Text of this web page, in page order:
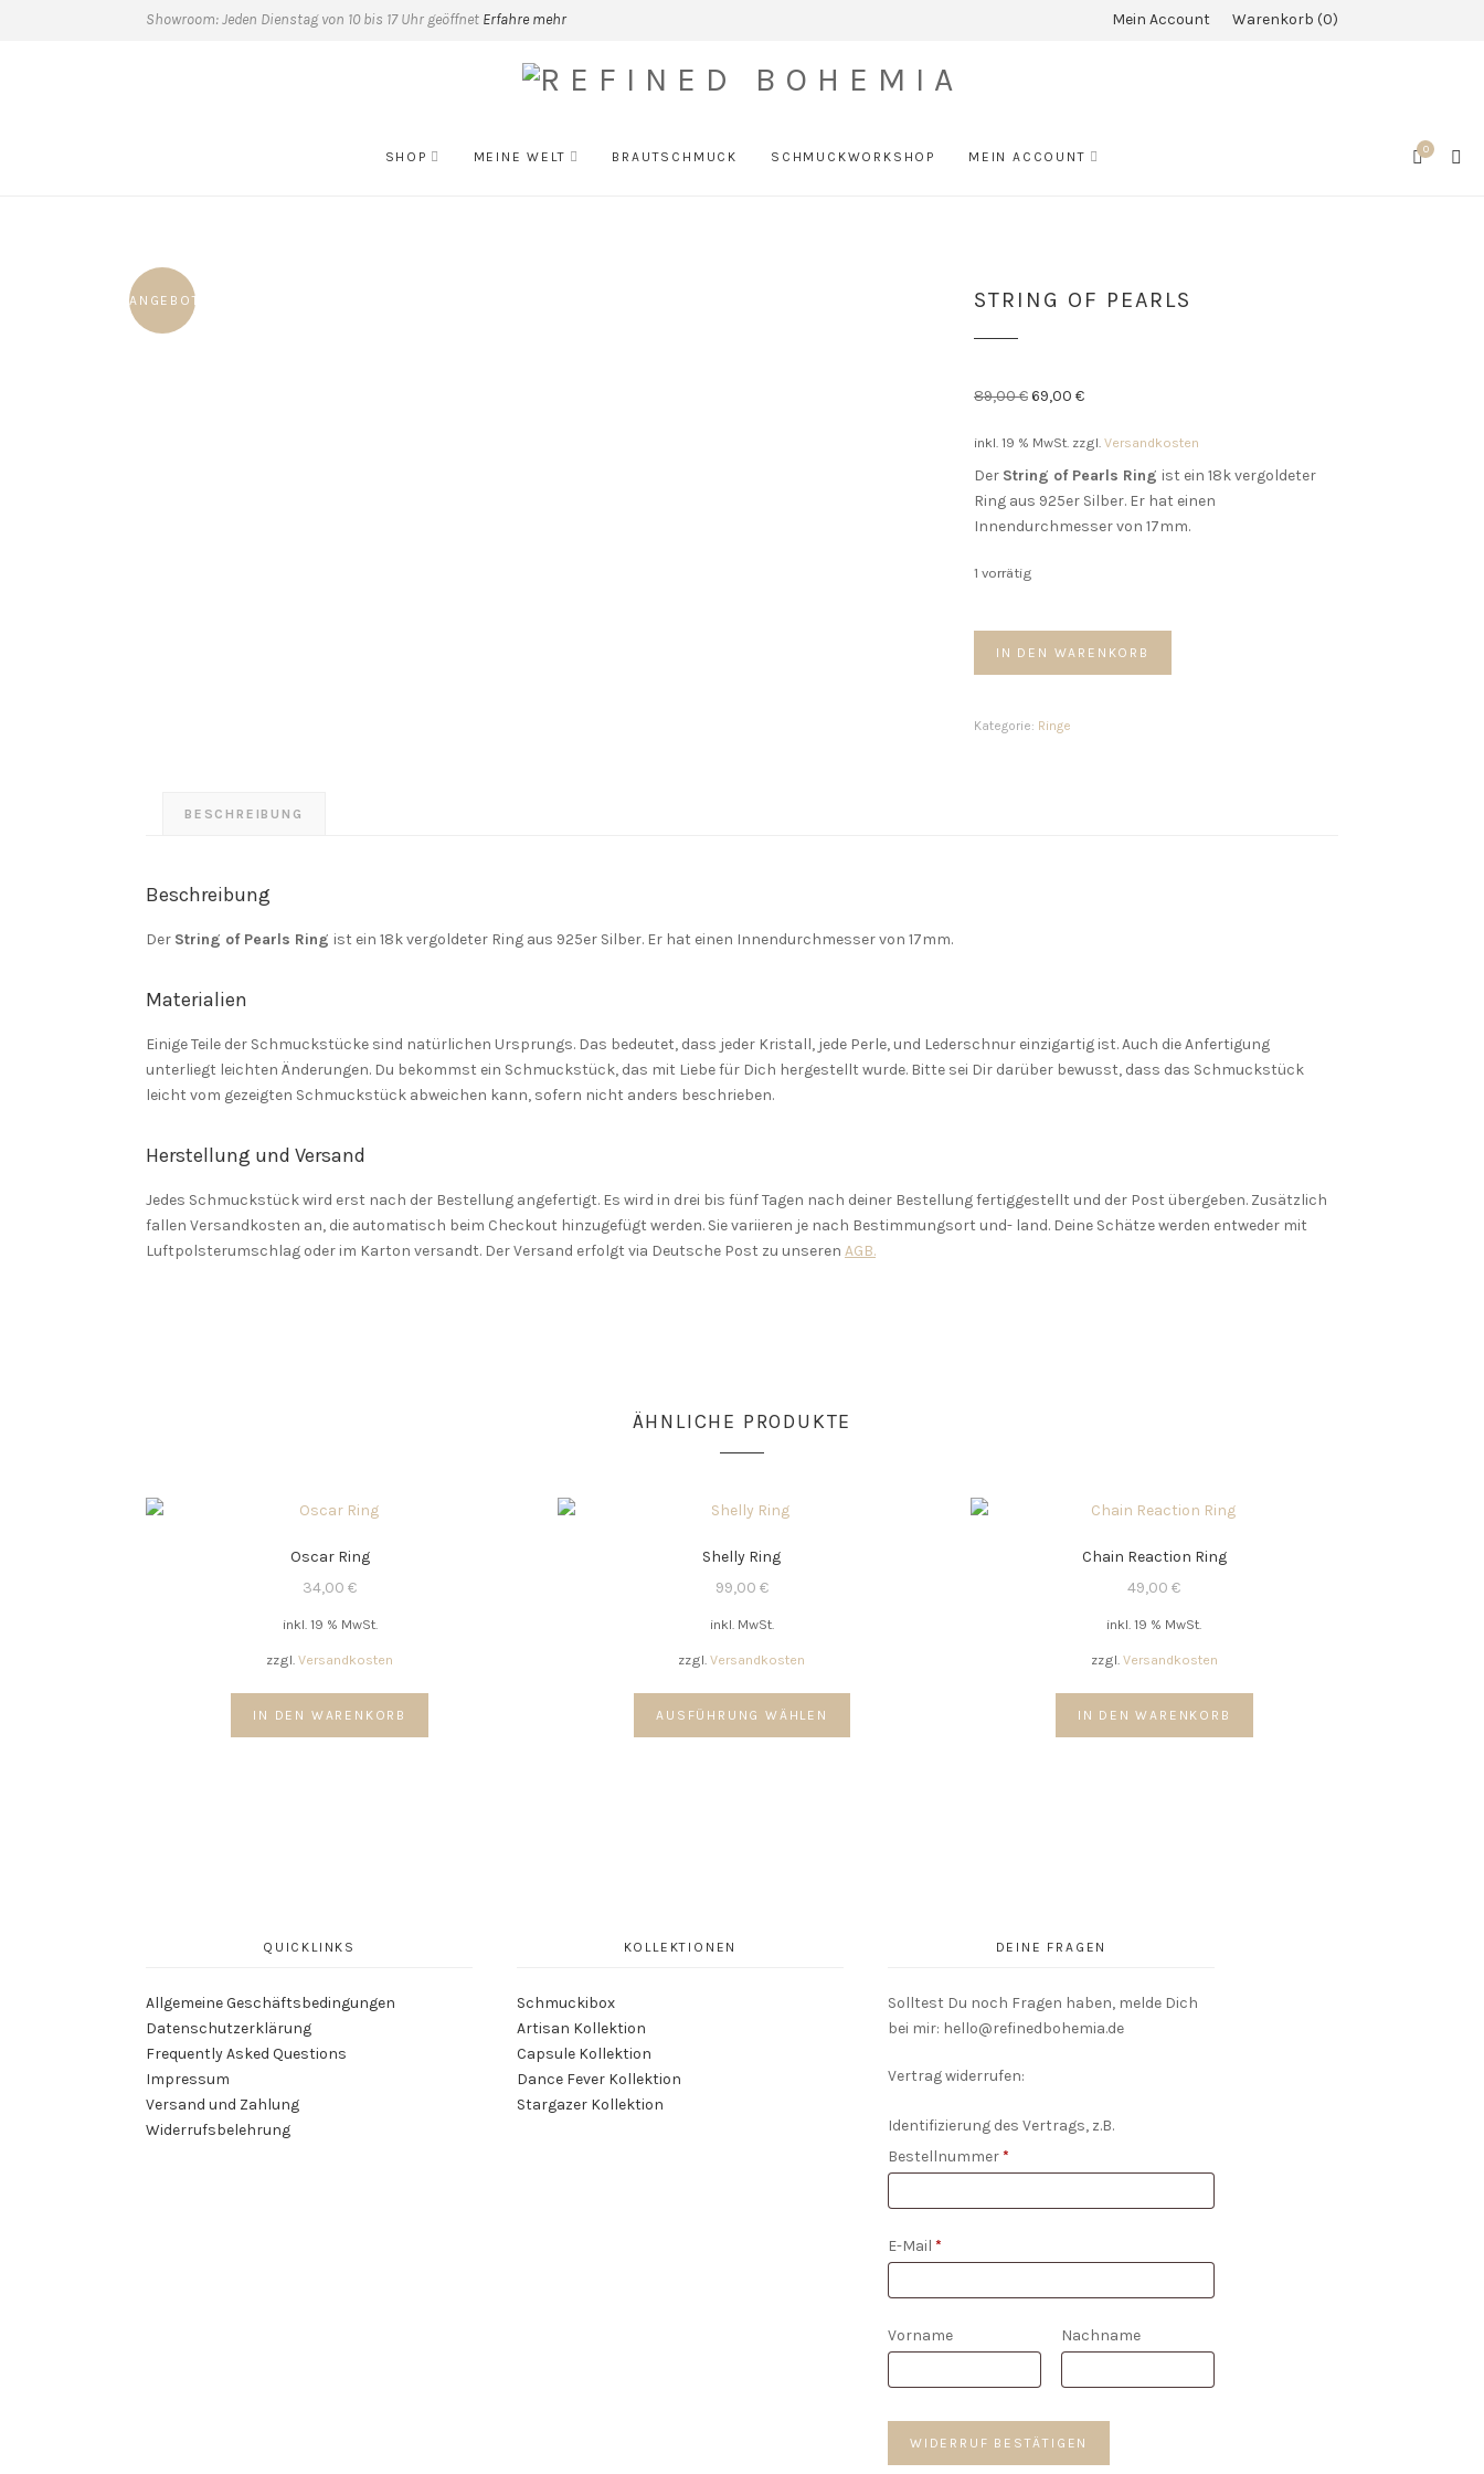
Showroom: Jeden Dienstag von 10 bis 17 Uhr geöffnet Erfahre mehr Mein Account Warenkorb 0
SHOP MEINE WELT BRAUTSCHMUCK SCHMUCKWORKSHOP MEIN ACCOUNT 0
ANGEBOT! STRING OF PEARLS
89,00€Ursprünglicher
war:
89,00 €
69,00 €Aktueller
ist:
69,00 €.
inkl. 19 % MwSt. zzgl. Versandkosten
Der String of Pearls Ring ist ein 18k vergoldeter
Ring aus 925er Silber. Er hat einen
Innendurchmesser von 17mm.
1 vorrätig
Menge
IN DEN WARENKORB
Kategorie: Ringe
BESCHREIBUNG
Beschreibung
Der String of Pearls Ring ist ein 18k vergoldeter Ring aus 925er Silber. Er hat einen Innendurchmesser von 17mm.
Materialien
Einige Teile der Schmuckstücke sind natürlichen Ursprungs. Das bedeutet, dass jeder Kristall, jede Perle, und Lederschnur einzigartig ist. Auch die Anfertigung
unterliegt leichten Änderungen. Du bekommst ein Schmuckstück, das mit Liebe für Dich hergestellt wurde. Bitte sei Dir darüber bewusst, dass das Schmuckstück
leicht vom gezeigten Schmuckstück abweichen kann, sofern nicht anders beschrieben.
Herstellung und Versand
Jedes Schmuckstück wird erst nach der Bestellung angefertigt. Es wird in drei bis fünf Tagen nach deiner Bestellung fertiggestellt und der Post übergeben. Zusätzlich
fallen Versandkosten an, die automatisch beim Checkout hinzugefügt werden. Sie variieren je nach Bestimmungsort und- land. Deine Schätze werden entweder mit
Luftpolsterumschlag oder im Karton versandt. Der Versand erfolgt via Deutsche Post zu unseren AGB.
ÄHNLICHE PRODUKTE
Oscar Ring
34,00€
inkl. 19 % MwSt.
zzgl.Versandkosten
IN DEN WARENKORB
Shelly Ring
99,00 €
inkl. MwSt.
zzgl.Versandkosten
AUSFÜHRUNG WÄHLEN
Dieses
weist
gewählt
werden
Chain Reaction Ring
49,00€
inkl. 19 % MwSt.
zzgl. Versandkosten
IN DEN WARENKORB
QUICKLINKS
Allgemeine Geschäftsbedingungen
Datenschutzerklärung
Frequently Asked Questions
Impressum
Versand und Zahlung
Widerrufsbelehrung
KOLLEKTIONEN
Schmuckibox
Artisan Kollektion
Capsule Kollektion
Dance Fever Kollektion
Stargazer Kollektion
DEINE FRAGEN
Solltest Du noch Fragen haben, melde Dich
bei mir: hello@refinedbohemia.de
Vertrag widerrufen:
Identifizierung des Vertrags, z.B.
Bestellnummer*
E-Mail *
E-
Vorname Nachname
WIDERRUF BESTÄTIGEN